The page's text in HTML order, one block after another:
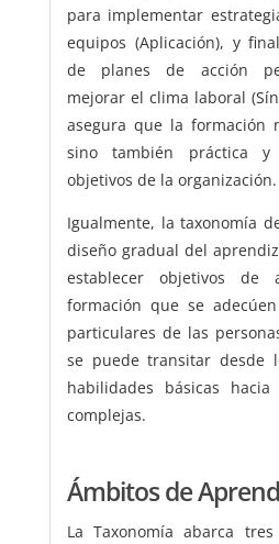
para implementar
equipos (Aplicación), y
de planes de acción
mejorar el clima laboral
asegura que la formación
sino también práctica
objetivos de la organización.
Igualmente, la taxonomía
diseño gradual del
establecer objetivos de
formación que se
particulares de las
se puede transitar desde
habilidades básicas hacia
complejas.
Ámbitos de
La Taxonomía abarca